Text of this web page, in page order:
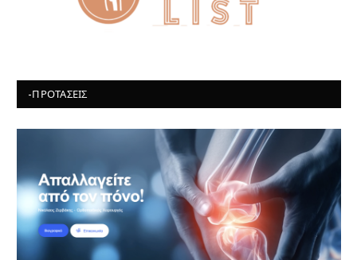
-ΠΡΟΤΆΣΕΙΣ